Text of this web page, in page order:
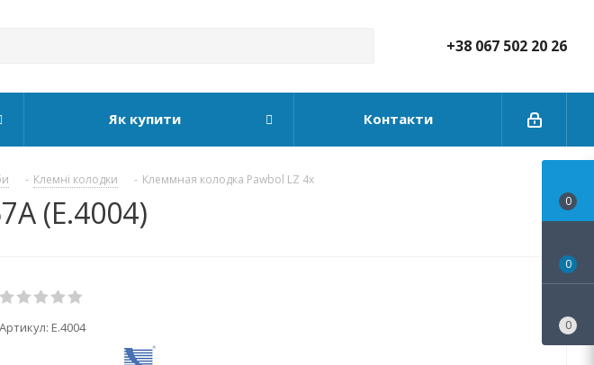
+38 067 502 20 26
Як купити Контакти
- Клемні колодки - Клеммная колодка Pawbol LZ 4х
(E.4004)
Артикул: E.4004
0
0
0